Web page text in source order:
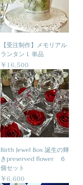
【受注制作】メモリアル
ランタン L 単品
価格
￥16,500
Birth Jewel Box 誕生の輝
きpreserved flower ６
個セット
価格
￥6,600